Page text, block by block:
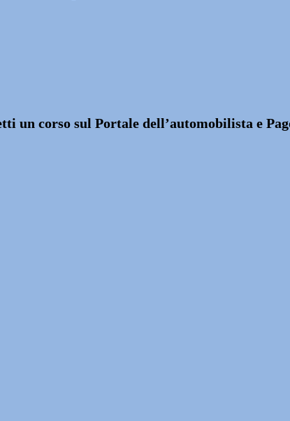
un corso sul Portale dell’automobilista e